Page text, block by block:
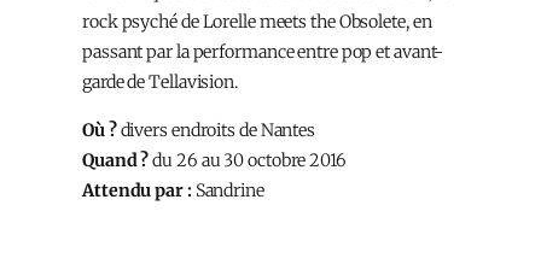
rock psyché de Lorelle meets the Obsolete, en
passant par la performance entre pop et avant-
garde de Tellavision.
Où ?divers endroits de Nantes
Quand ?du 26 au 30 octobre 2016
Attendu par :Sandrine